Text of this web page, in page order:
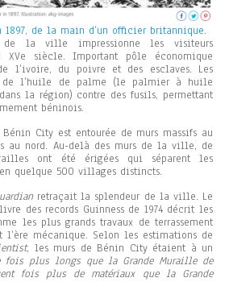
1897, de la main d’un officier britannique.
de la ville impressionne les visiteurs
siècle. Important pôle économique
l’ivoire, du poivre et des esclaves. Les
de l’huile de palme (le palmier à huile
la région) contre des fusils, permettant
béninois.
City est entourée de murs massifs au
au nord. Au-delà des murs de la ville, de
ont été érigées qui séparent les
quelque 500 villages distincts.
retraçait la splendeur de la ville. Le
des records Guinness de 1974 décrit les
les plus grands travaux de terrassement
l’ère mécanique. Selon les estimations de
, les murs de Bénin City étaient à un
fois plus longs que la Grande Muraille de
fois plus de matériaux que la Grande